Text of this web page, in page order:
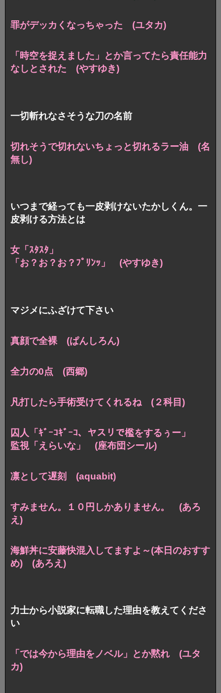
罪がデッカくなっちゃった (ユタカ)
「時空を捉えました」
とか言ってたら責任能力
なしとされた (やすゆき)
一切斬れなさそうな刀の名前
切れそうで切れないちょっと切れるラー油 (名
無し)
いつまで経っても一皮剥けないたかしくん。一
皮剥ける方法とは
女「ｽﾀｽﾀ」
「お？お？お？ﾌﾟﾘﾝｯ」 (やすゆき)
マジメにふざけて下さい
真顔で全裸 (ぱんしろん)
全力の0点 (西郷)
凡打したら手術受けてくれるね (２科目)
囚人「ｷﾞｰｺｷﾞｰｺ、ヤスリで檻をするぅー」
監視「えらいな」 (座布団シール)
凛として遅刻 (aquabit)
すみません。１０円しかありません。 (あろ
え)
海鮮丼に安藤快混入してますよ～(本日のおすす
め) (あろえ)
力士から小説家に転職した理由を教えてくださ
い
「では今から理由をノベル」とか黙れ (ユタ
カ)